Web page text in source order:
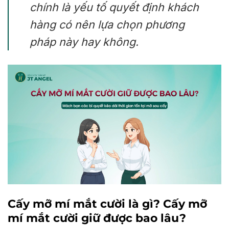
chính là yếu tố quyết định khách
hàng có nên lựa chọn phương
pháp này hay không.
Cấy mỡ mí mắt cười là gì? Cấy mỡ
mí mắt cười giữ được bao lâu?